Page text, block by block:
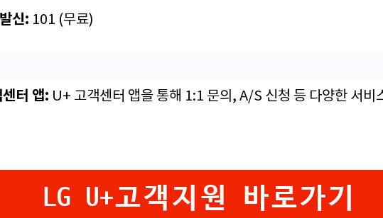
신: 101 (무료)
터 앱: U+ 고객센터 앱을 통해 1:1 문의, A/S 신청 등 다양한 서비
LG U+고객지원 바로가기